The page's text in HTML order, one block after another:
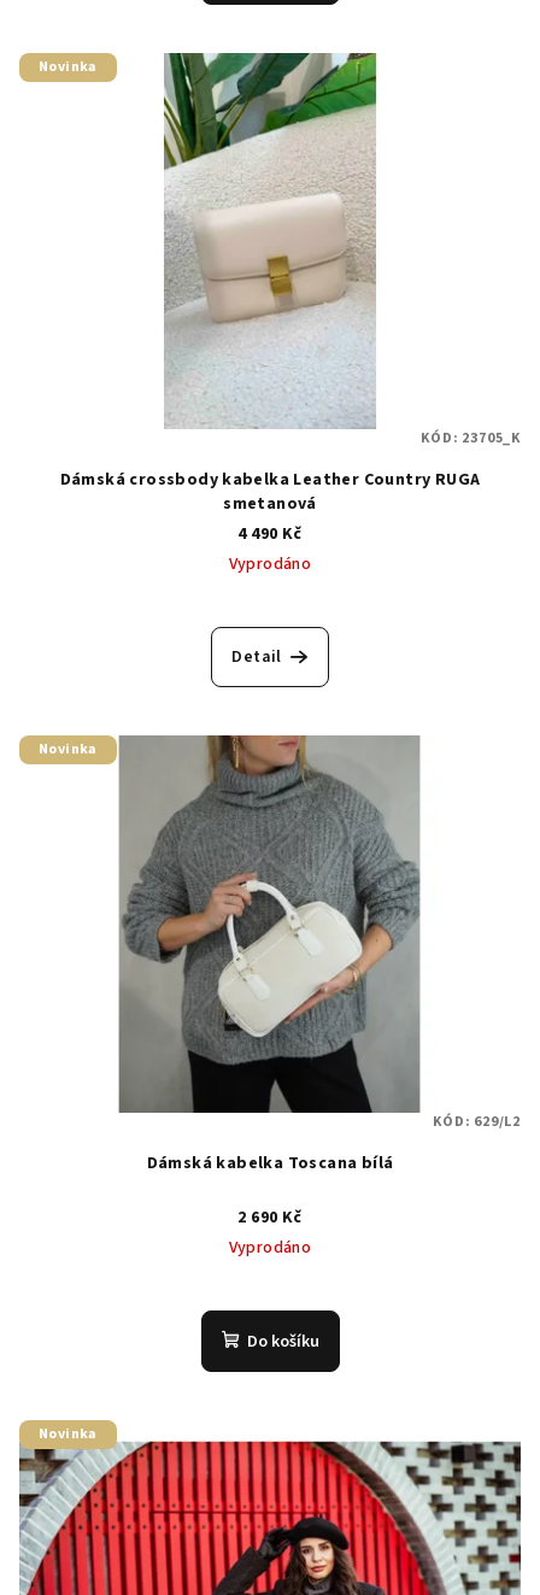
Novinka
Dámská crossbody kabelka Leather Country RUGA
smetanová
4 490 Kč
Vyprodáno
Detail
KÓD: 23705_K
Novinka
Dámská kabelka Toscana bílá
2 690 Kč
Vyprodáno
Do košíku
KÓD: 629/L2
Novinka